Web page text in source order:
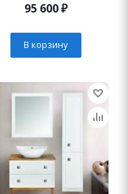
95 600₽
В корзину